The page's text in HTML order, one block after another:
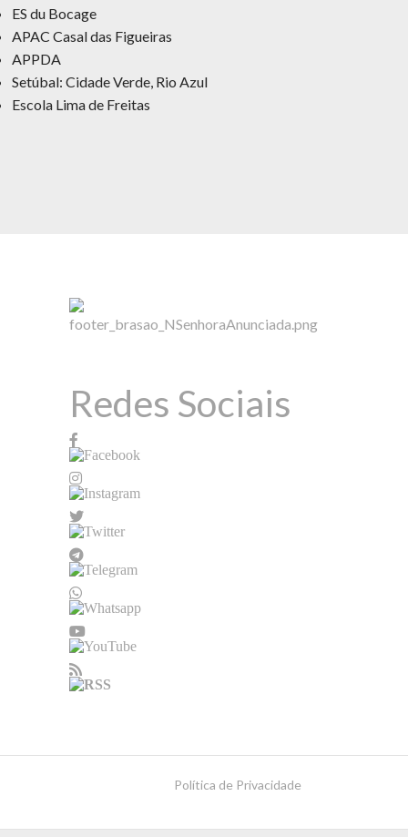
ES du Bocage
APAC Casal das Figueiras
APPDA
Setúbal: Cidade Verde, Rio Azul
Escola Lima de Freitas
Redes Sociais
Política de Privacidade